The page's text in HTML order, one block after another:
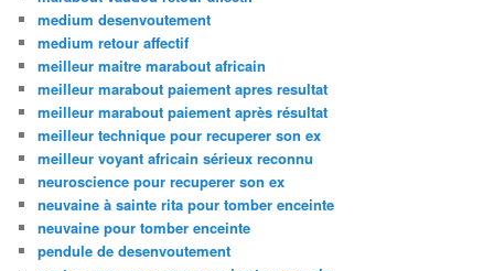
medium desenvoutement
medium retour affectif
meilleur maitre marabout africain
meilleur marabout paiement apres resultat
meilleur marabout paiement après résultat
meilleur technique pour recuperer son ex
meilleur voyant africain sérieux reconnu
neuroscience pour recuperer son ex
neuvaine à sainte rita pour tomber enceinte
neuvaine pour tomber enceinte
pendule de desenvoutement